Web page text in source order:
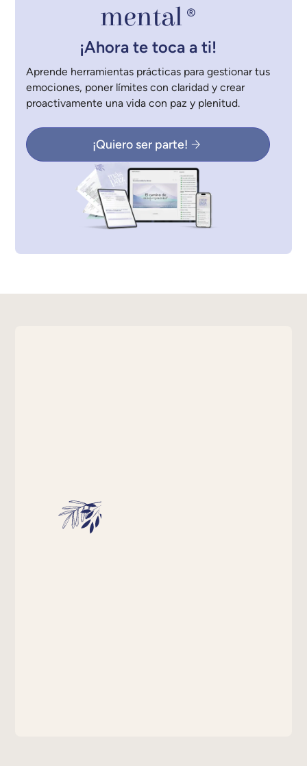
mental ®
¡Ahora te toca a ti!
Aprende herramientas prácticas para gestionar tus
emociones, poner límites con claridad y crear
proactivamente una vida con paz y plenitud.
¡Quiero ser parte!